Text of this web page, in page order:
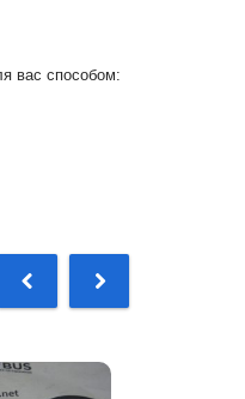
вас способом: